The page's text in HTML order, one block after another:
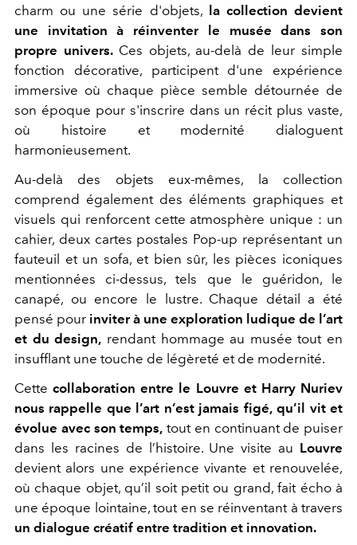
charm ou une série d'objets,
la collection devient
une invitation à réinventer le musée dans son
propre univers. Ces objets, au-delà de leur simple
fonction décorative, participent d'une expérience
immersive où chaque pièce semble détournée de
son époque pour s'inscrire dans un récit plus vaste,
où histoire et modernité dialoguent
harmonieusement.
Au-delà des objets eux-mêmes, la collection
comprend également des éléments graphiques et
visuels qui renforcent cette atmosphère unique : un
cahier, deux cartes postales Pop-up représentant un
fauteuil et un sofa, et bien sûr, les pièces iconiques
mentionnées ci-dessus, tels que le guéridon, le
canapé, ou encore le lustre. Chaque détail a été
pensé pour inviter à une exploration ludique de l’art
et du design, rendant hommage au musée tout en
insufflant une touche de légèreté et de modernité.
Cette collaboration entre le Louvre et Harry Nuriev
nous rappelle que l’art n’est jamais figé, qu’il vit et
évolue avec son temps, tout en continuant de puiser
dans les racines de l’histoire. Une visite au Louvre
devient alors une expérience vivante et renouvelée,
où chaque objet, qu’il soit petit ou grand, fait écho à
une époque lointaine, tout en se réinventant à travers
un dialogue créatif entre tradition et innovation.